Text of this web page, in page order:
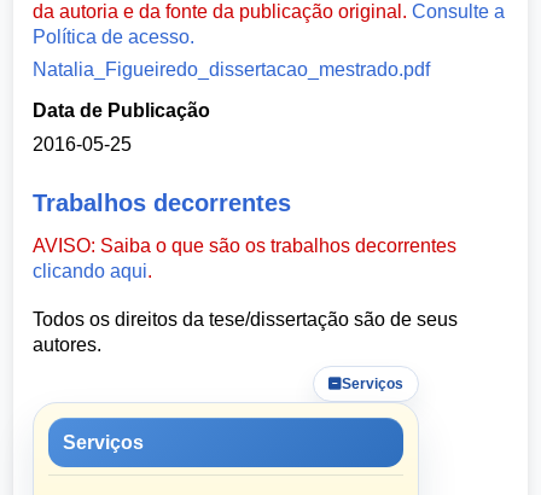
da autoria e da fonte da publicação original.Consulte a
Política de acesso.
Natalia_Figueiredo_dissertacao_mestrado.pdf
Data de Publicação
2016-05-25
Trabalhos decorrentes
AVISO: Saiba o que são os trabalhos decorrentes
clicando aqui.
Todos os direitos da tese/dissertação são de seus
autores.
Serviços
Serviços